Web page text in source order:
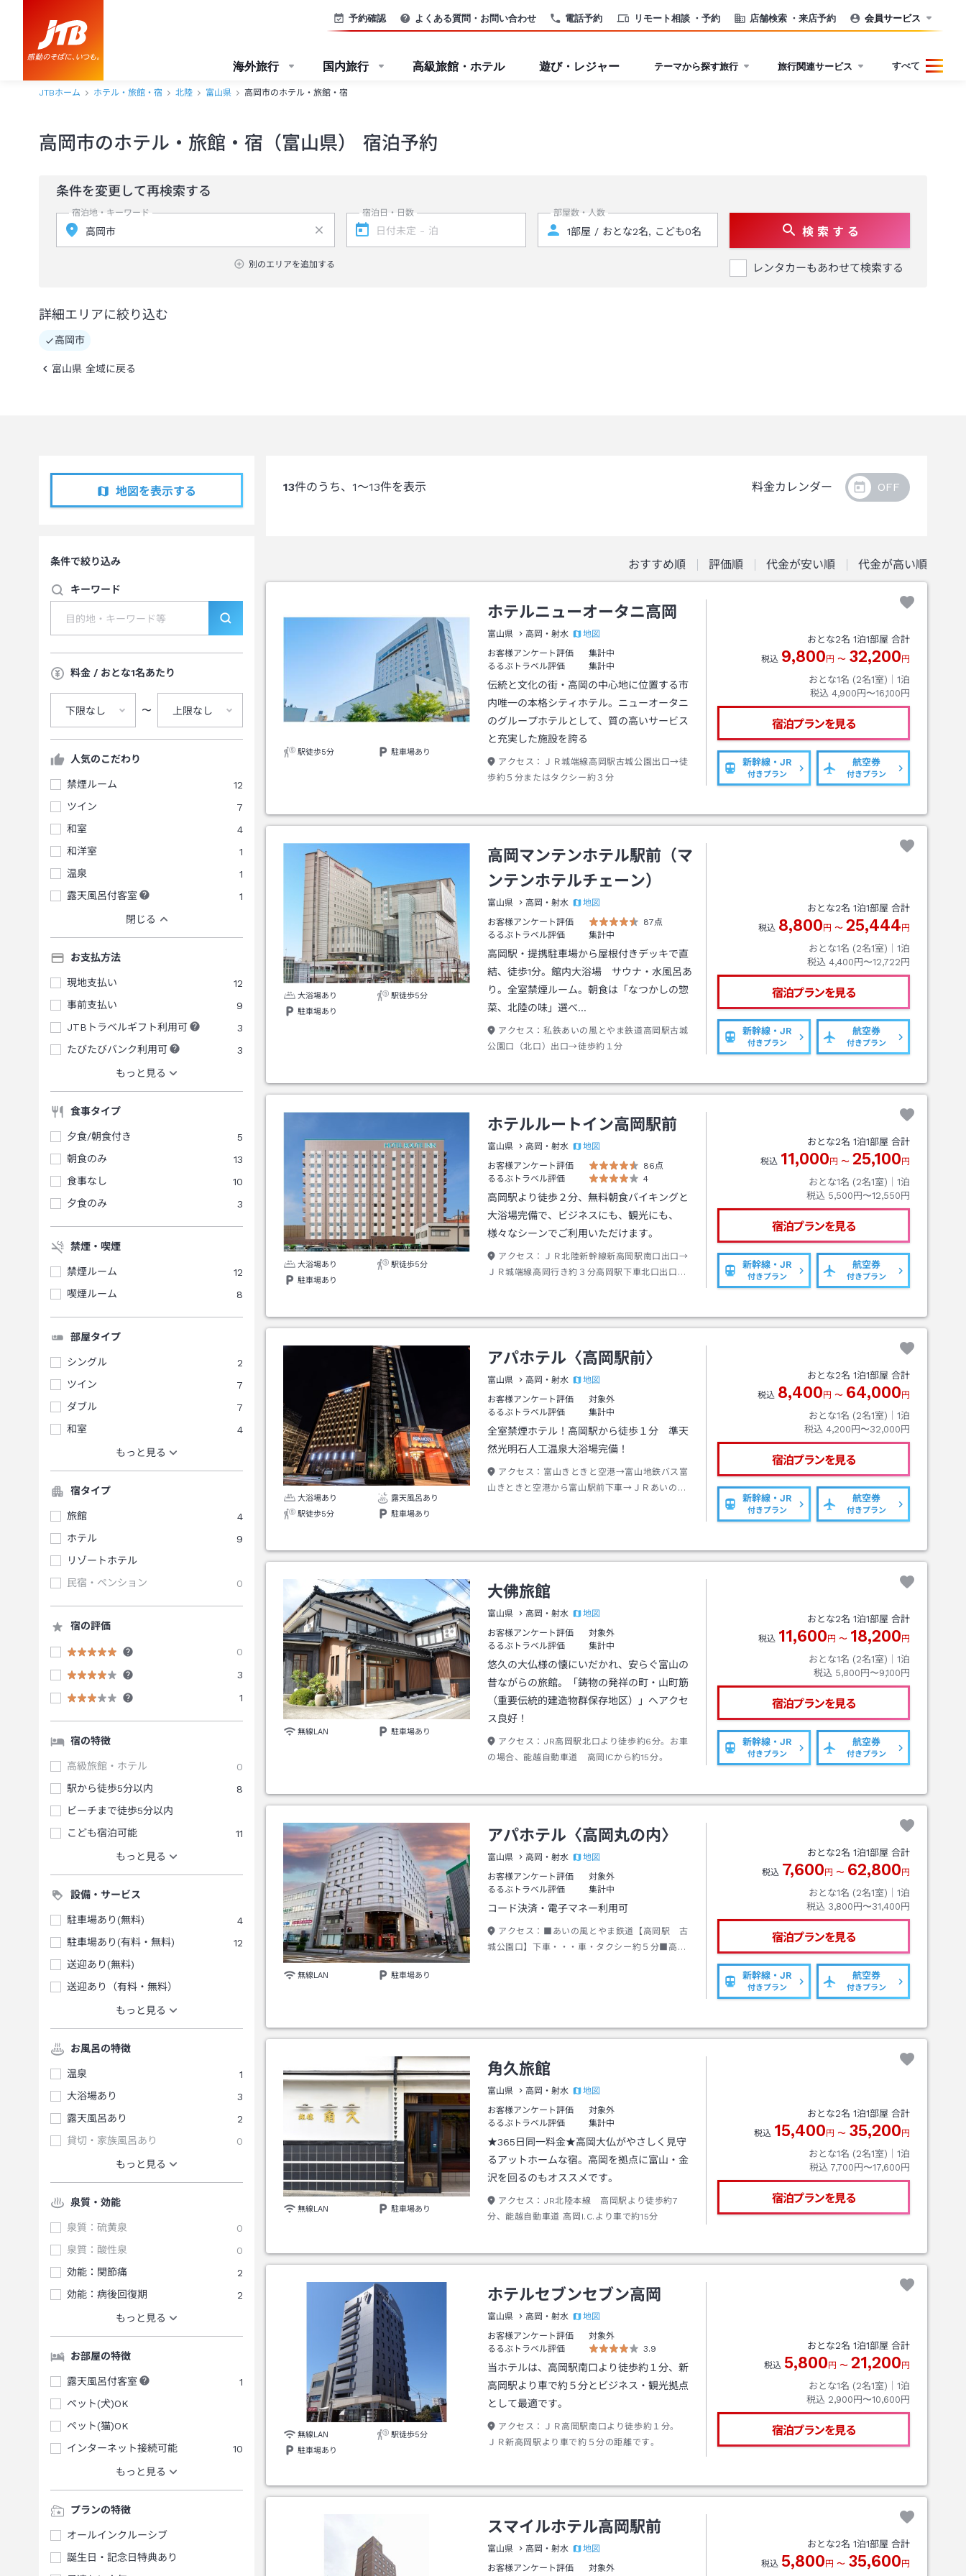
電話予約 リモート相談 ・予約 店舗検索 ・来店予約
予約確認 よくある質問・お問い合わせ 会員サービス
海外旅行 国内旅行 高級旅館・ホテル 遊び・レジャー テーマから探す旅行 旅行関連サービス すべて
JTBホーム ホテル・旅館・宿 北陸 富山県 高岡市のホテル・旅館・宿
高岡市のホテル・旅館・宿（富山県） 宿泊予約
条件を変更して再検索する
宿泊地・キーワード
別のエリアを追加する
宿泊日・日数 部屋数・人数
検 索 す る
レンタカーもあわせて検索する
詳細エリアに絞り込む
高岡市
富山県 全域に戻る
地図を表示する
条件で絞り込み
キーワード
料金 / おとな1名あたり
下限なし 〜 上限なし
人気のこだわり
禁煙ルーム
12
ツイン
7
和室
4
和洋室
1
温泉
1
露天風呂付客室
1
閉じる
お支払方法
現地支払い
12
事前支払い
9
JTBトラベルギフト利用可
3
たびたびバンク利用可
3
もっと見る
食事タイプ
夕食/朝食付き
5
朝食のみ
13
食事なし
10
夕食のみ
3
禁煙・喫煙
禁煙ルーム
12
喫煙ルーム
8
部屋タイプ
シングル
2
ツイン
7
ダブル
7
和室
4
もっと見る
宿タイプ
旅館
4
ホテル
9
リゾートホテル
民宿・ペンション
0
宿の評価
0
3
1
宿の特徴
高級旅館・ホテル
0
駅から徒歩5分以内
8
ビーチまで徒歩5分以内
こども宿泊可能
11
もっと見る
設備・サービス
駐車場あり(無料)
4
駐車場あり(有料・無料)
12
送迎あり(無料)
送迎あり（有料・無料）
もっと見る
お風呂の特徴
温泉
1
大浴場あり
3
露天風呂あり
2
貸切・家族風呂あり
0
もっと見る
泉質・効能
泉質：硫黄泉
0
泉質：酸性泉
0
効能：関節痛
2
効能：病後回復期
2
もっと見る
お部屋の特徴
露天風呂付客室
1
ペット(犬)OK
ペット(猫)OK
インターネット接続可能
10
もっと見る
プランの特徴
オールインクルーシブ
誕生日・記念日特典あり
13件のうち、 1～13件を表示 料金カレンダー
おすすめ順 評価順 代金が安い順 代金が高い順
駅徒歩5分 駐車場あり
ホテルニューオータニ高岡
富山県 高岡・射水
地図
お客様アンケート評価
集計中
るるぶトラベル評価
集計中
伝統と文化の街・高岡の中心地に位置する市
内唯一の本格シティホテル。ニューオータニ
のグループホテルとして、質の高いサービス
と充実した施設を誇る
アクセス：
ＪＲ城端線高岡駅古城公園出口→徒
歩約５分またはタクシー約３分
おとな2名 1泊1部屋 合計
税込 9,800 円 〜 32,200 円
おとな1名 (2名1室)｜ 1泊
税込 4,900円〜16,100円
宿泊プランを見る
新幹線・JR
付きプラン
航空券
付きプラン
大浴場あり
駅徒歩5分
駐車場あり
高岡マンテンホテル駅前（マ
ンテンホテルチェーン）
富山県 高岡・射水
地図
お客様アンケート評価
87点
るるぶトラベル評価
集計中
高岡駅・提携駐車場から屋根付きデッキで直
結、徒歩1分。館内大浴場 サウナ・水風呂あ
り。全室禁煙ルーム。朝食は「なつかしの惣
菜、北陸の味」選べ…
アクセス： 私鉄あいの風とやま鉄道高岡駅古城
公園口（北口）出口→徒歩約１分
おとな2名 1泊1部屋 合計
税込 8,800 円 〜 25,444 円
おとな1名 (2名1室)｜ 1泊
税込 4,400円〜12,722円
宿泊プランを見る
新幹線・JR
付きプラン
航空券
付きプラン
大浴場あり
駅徒歩5分
駐車場あり
ホテルルートイン高岡駅前
富山県 高岡・射水
地図
お客様アンケート評価
86点
るるぶトラベル評価
4
高岡駅より徒歩２分、無料朝食バイキングと
大浴場完備で、ビジネスにも、観光にも、
様々なシーンでご利用いただけます。
アクセス：
ＪＲ北陸新幹線新高岡駅南口出口→
ＪＲ城端線高岡行き約３分高岡駅下車北口出口→
おとな2名 1泊1部屋 合計
税込 11,000 円 〜 25,100 円
おとな1名 (2名1室)｜ 1泊
税込 5,500円〜12,550円
宿泊プランを見る
新幹線・JR
付きプラン
航空券
付きプラン
大浴場あり
露天風呂あり
駅徒歩5分
駐車場あり
アパホテル〈高岡駅前〉
富山県 高岡・射水
地図
お客様アンケート評価
対象外
るるぶトラベル評価
集計中
全室禁煙ホテル！高岡駅から徒歩１分 準天
然光明石人工温泉大浴場完備！
アクセス： 富山きときと空港→富山地鉄バス富
山きときと空港から富山駅前下車→ＪＲあいの風
おとな2名 1泊1部屋 合計
税込 8,400 円 〜 64,000 円
おとな1名 (2名1室)｜ 1泊
税込 4,200円〜32,000円
宿泊プランを見る
新幹線・JR
付きプラン
航空券
付きプラン
無線LAN 駐車場あり
大佛旅館
富山県 高岡・射水
地図
お客様アンケート評価
対象外
るるぶトラベル評価
集計中
悠久の大仏様の懐にいだかれ、安らぐ富山の
昔ながらの旅館。「鋳物の発祥の町・山町筋
（重要伝統的建造物群保存地区）」へアクセ
ス良好！
アクセス： JR高岡駅北口より徒歩約6分。お車
の場合、能越自動車道 高岡ICから約15分。
おとな2名 1泊1部屋 合計
税込 11,600 円 〜 18,200 円
おとな1名 (2名1室)｜ 1泊
税込 5,800円〜9,100円
宿泊プランを見る
新幹線・JR
付きプラン
航空券
付きプラン
無線LAN 駐車場あり
アパホテル〈高岡丸の内〉
富山県 高岡・射水
地図
お客様アンケート評価
対象外
るるぶトラベル評価
集計中
コード決済・電子マネー利用可
アクセス：
■あいの風とやま鉄道【高岡駅 古
城公園口】下車・・・車・タクシー約５分■高岡
おとな2名 1泊1部屋 合計
税込 7,600 円 〜 62,800 円
おとな1名 (2名1室)｜ 1泊
税込 3,800円〜31,400円
宿泊プランを見る
新幹線・JR
付きプラン
航空券
付きプラン
無線LAN 駐車場あり
角久旅館
富山県 高岡・射水
地図
お客様アンケート評価
対象外
るるぶトラベル評価
集計中
★365日同一料金★高岡大仏がやさしく見守
るアットホームな宿。高岡を拠点に富山・金
沢を回るのもオススメです。
アクセス： JR北陸本線 高岡駅より徒歩約7
分、能越自動車道 高岡I.C.より車で約15分
おとな2名 1泊1部屋 合計
税込 15,400 円 〜 35,200 円
おとな1名 (2名1室)｜ 1泊
税込 7,700円〜17,600円
宿泊プランを見る
無線LAN
駅徒歩5分
駐車場あり
ホテルセブンセブン高岡
富山県 高岡・射水
地図
お客様アンケート評価
対象外
るるぶトラベル評価
3.9
当ホテルは、高岡駅南口より徒歩約１分、新
高岡駅より車で約５分とビジネス・観光拠点
として最適です。
アクセス：
ＪＲ高岡駅南口より徒歩約１分。
ＪＲ新高岡駅より車で約５分の距離です。
おとな2名 1泊1部屋 合計
税込 5,800 円 〜 21,200 円
おとな1名 (2名1室)｜ 1泊
税込 2,900円〜10,600円
宿泊プランを見る
スマイルホテル高岡駅前
富山県 高岡・射水
地図
お客様アンケート評価
対象外
おとな2名 1泊1部屋 合計
税込 5,800 円 〜 35,600 円